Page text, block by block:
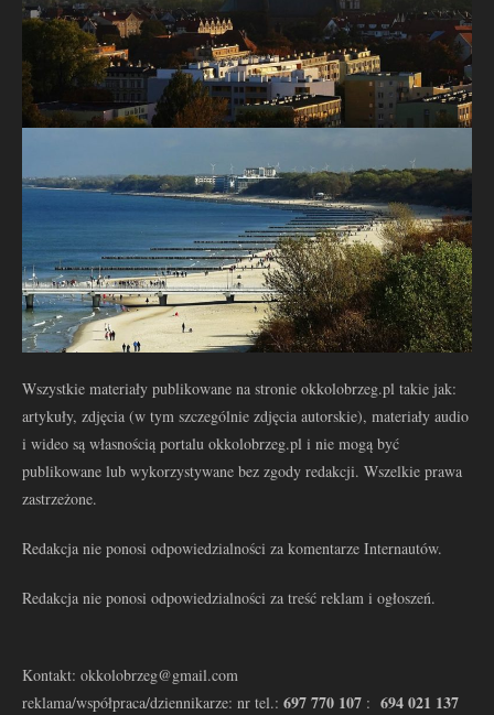
Wszystkie materiały publikowane na stronie okkolobrzeg.pl takie jak:
artykuły, zdjęcia (w tym szczególnie zdjęcia autorskie), materiały audio
i wideo są własnością portalu okkolobrzeg.pl i nie mogą być
publikowane lub wykorzystywane bez zgody redakcji. Wszelkie prawa
zastrzeżone.
Redakcja nie ponosi odpowiedzialności za komentarze Internautów.
Redakcja nie ponosi odpowiedzialności za treść reklam i ogłoszeń.
Kontakt: okkolobrzeg@gmail.com
reklama/współpraca/dziennikarze: nr tel.: 697 770 107 : 694 021 137